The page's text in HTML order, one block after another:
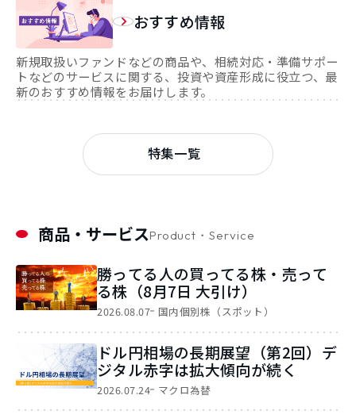
おすすめ情報
新規取扱いファンドなどの商品や、相続対応・準備サポー
トなどのサービスに関する、投資や資産形成に役立つ、最
新のおすすめ情報をお届けします。
特集一覧
商品・サービスProduct・Service
2026.08.07
勝ってる人の買ってる株・売って
る株（8月7日 大引け）
国内個別株（スポット）
2026.07.24
ドル円相場の長期展望（第2回）デ
ジタル赤字は拡大傾向が続く
マクロ為替